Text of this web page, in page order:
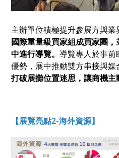
主辦單位積極提升參展方與
國際重量級買家組成買家團
中進行導覽。導覽專人於事
優勢，展中推動雙方串接與
打破展攤位置迷思，讓商機
【展覽亮點2-海外資源】